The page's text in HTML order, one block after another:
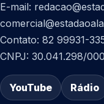
E-mail:
Contato: 82 99931-
CNPJ: 30.041.298/
YouTube Rádio